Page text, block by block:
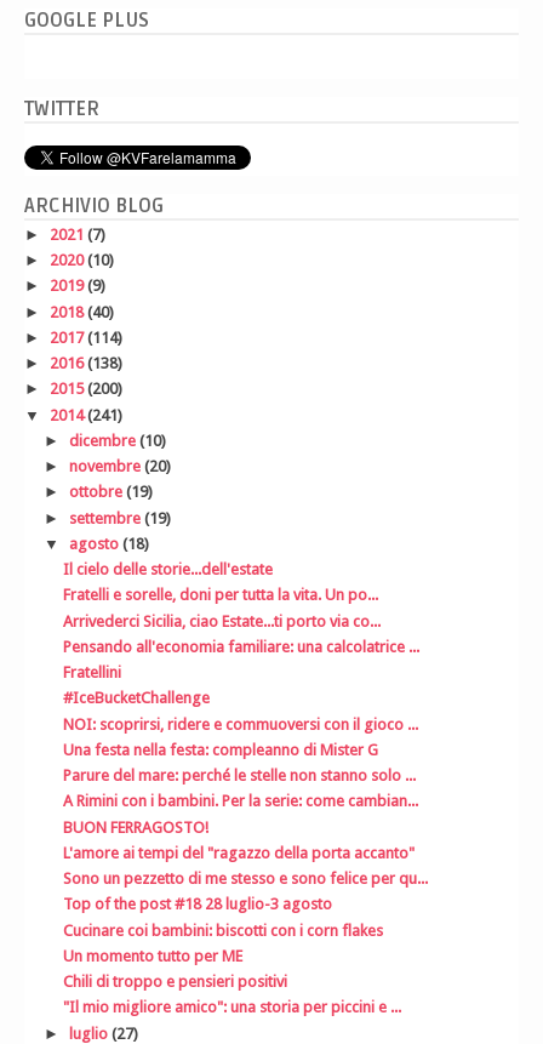
GOOGLE PLUS
TWITTER
ARCHIVIO BLOG
► 2021 (7)
► 2020(10)
► 2019(9)
► 2018(40)
► 2017(114)
► 2016(138)
► 2015(200)
▼ 2014(241)
► dicembre (10)
► novembre (20)
► ottobre (19)
► settembre (19)
▼ agosto (18)
Il cielo delle storie...dell'estate
Fratelli e sorelle, doni per tutta la vita. Un po...
Arrivederci Sicilia, ciao Estate...ti porto via co...
Pensando all'economia familiare: una calcolatrice ...
Fratellini
#IceBucketChallenge
NOI: scoprirsi, ridere e commuoversi con il gioco ...
Una festa nella festa: compleanno di Mister G
Parure del mare: perché le stelle non stanno solo ...
A Rimini con i bambini. Per la serie: come cambian...
BUON FERRAGOSTO!
L'amore ai tempi del "ragazzo della porta accanto"
Sono un pezzetto di me stesso e sono felice per qu...
Top of the post #18 28 luglio-3 agosto
Cucinare coi bambini: biscotti con i corn flakes
Un momento tutto per ME
Chili di troppo e pensieri positivi
"Il mio migliore amico": una storia per piccini e ...
► luglio (27)